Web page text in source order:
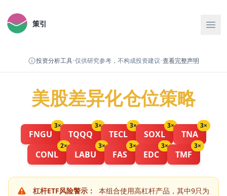
策引
投资分析工具•仅供研究参考，不构成投资建议•查看完整声明
美股差异化仓位策略
FNGU
3×
TQQQ
3×
TECL
3×
SOXL
3×
TNA
3×
CONL
2×
LABU
3×
FAS
3×
EDC
3×
TMF
3×
杠杆ETF风险警示：
本组合使用高杠杆产品，其中9只为